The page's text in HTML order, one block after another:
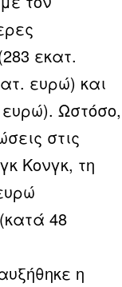
εκατ.
ευρώ) και
Ωστόσο,
στις
Κονγκ, τη
48
η